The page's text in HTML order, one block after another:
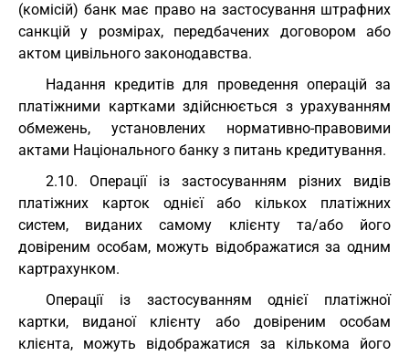
(комісій) банк має право на застосування штрафних
санкцій у розмірах, передбачених договором або
актом цивільного законодавства.
Надання кредитів для проведення операцій за
платіжними картками здійснюється з урахуванням
обмежень, установлених нормативно-правовими
актами Національного банку з питань кредитування.
2.10. Операції із застосуванням різних видів
платіжних карток однієї або кількох платіжних
систем, виданих самому клієнту та/або його
довіреним особам, можуть відображатися за одним
картрахунком.
Операції із застосуванням однієї платіжної
картки, виданої клієнту або довіреним особам
клієнта, можуть відображатися за кількома його